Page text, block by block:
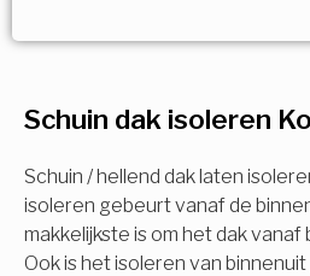
Schuin dak isoleren
Schuin / hellend dak laten
isoleren gebeurt vanaf de
makkelijkste is om het dak
Ook is het isoleren van
Meerdere keuzes
Isolatiemaatregel
Spouwisolatie
Vloerisolatie
Vul uw gegevens in en
berekening